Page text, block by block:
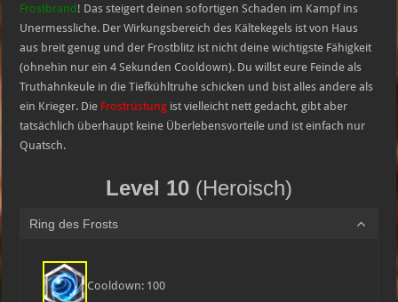
Frostbrand ! Das steigert deinen sofortigen Schaden im Kampf ins
Unermessliche. Der Wirkungsbereich des Kältekegels ist von Haus
aus breit genug und der Frostblitz ist nicht deine wichtigste Fähigkeit
(ohnehin nur ein 4 Sekunden Cooldown). Du willst eure Feinde als
Truthahnkeule in die Tiefkühltruhe schicken und bist alles andere als
ein Krieger. Die Frostrüstung ist vielleicht nett gedacht, gibt aber
tatsächlich überhaupt keine Überlebensvorteile und ist einfach nur
Quatsch.
Level 10(Heroisch)
Ring des Frosts
Cooldown: 100